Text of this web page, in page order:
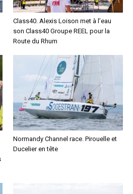
Class40. Alexis Loison met à l’eau
son Class40 Groupe REEL pour la
Route du Rhum
Normandy Channel race. Pirouelle et
Ducelier en tête